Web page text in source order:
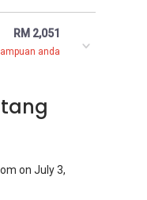
RM 2,051
anda
on July 3,